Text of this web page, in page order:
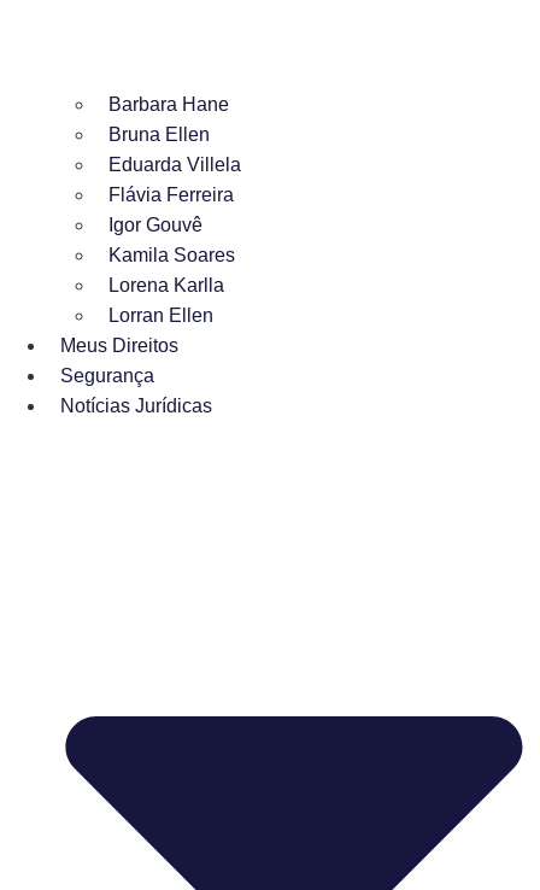
Barbara Hane
Bruna Ellen
Eduarda Villela
Flávia Ferreira
Igor Gouvê
Kamila Soares
Lorena Karlla
Lorran Ellen
Meus Direitos
Segurança
Notícias Jurídicas